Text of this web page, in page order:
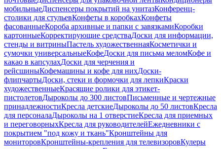
мобильныеДиспенсеры покрытий на унитазКонференц-
столики для стульевКонфеты в коробкахКонфеты
фасованныеКороба архивные и папки с завязкамиКоробки
картонныеКорректирующие средстваДоски для информации,
стенды и витриныПастель художественнаяКосметички и
сумочки универсальныеКофеДоски для письма меломКофе и
какао в капсулахДоски для черчения и
рейсшиныКофемашины и кофе для нихДоски-
флипчартыДоски, стеки и формочки для лепкиКраски
художественныеКрасящие ролики для этикет-
пистолетовДыроколы до 300 листовПисьменные и чертежные
принадлежностиКресла детскиеДыроколы до 50 листовКресла
для персоналаДыроколы на 1 отверстиеКресла для приемных
и переговорныхКресла для руководителейЕжедневники с
покрытием "под кожу и ткань"Кронштейны для
мониторовКронштейны-крепления для телевизоровКулеры